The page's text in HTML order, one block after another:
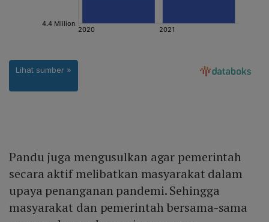
Pandu juga mengusulkan agar pemerintah
secara aktif melibatkan masyarakat dalam
upaya penanganan pandemi. Sehingga
masyarakat dan pemerintah bersama-sama